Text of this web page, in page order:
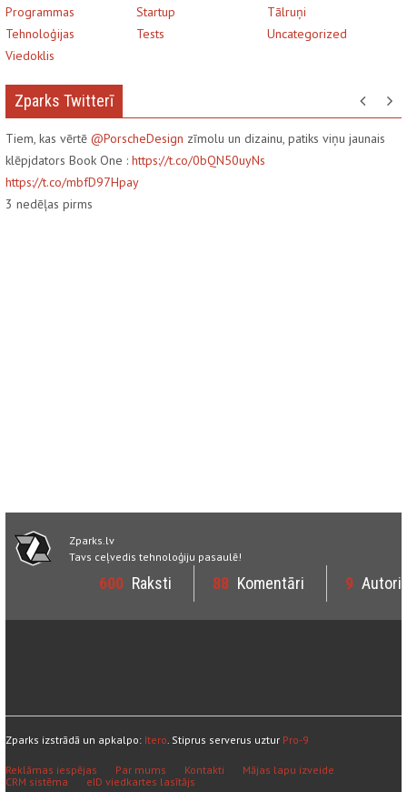
Programmas
Startup
Tālruņi
Tehnoloģijas
Tests
Uncategorized
Viedoklis
Zparks Twitterī
Tiem, kas vērtē @PorscheDesign zīmolu un dizainu, patiks viņu jaunais
klēpjdators Book One : https://t.co/0bQN50uyNs
https://t.co/mbfD97Hpay
3 nedēļas pirms
Zparks.lv
Tavs ceļvedis tehnoloģiju pasaulē!
600 Raksti 88 Komentāri 9 Autori
Zparks izstrādā un apkalpo: Itero. Stiprus serverus uztur Pro-9
Reklāmas iespējas Par mums Kontakti
Mājas lapu izveide
CRM sistēma
eID viedkartes lasītājs